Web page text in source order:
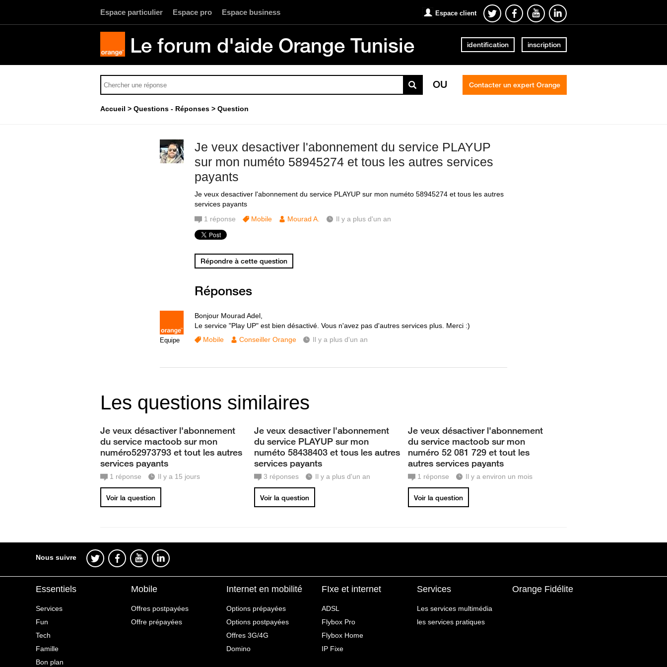
Espace particulier Espace pro Espace business Espace client
Le forum d'aide Orange Tunisie identification inscription
OU Contacter un expert Orange
Accueil Questions - Réponses Question
Je veux desactiver l'abonnement du service PLAYUP
sur mon numéto 58945274 et tous les autres services
payants
Je veux desactiver l'abonnement du service PLAYUP sur mon numéto 58945274 et tous les autres
services payants
1 réponse Mobile Mourad A. Il y a plus d'un an
Répondre à cette question
Réponses
Equipe
Bonjour Mourad Adel,
Le service "Play UP" est bien désactivé. Vous n'avez pas d'autres services plus. Merci :)
Mobile
Conseiller Orange Il y a plus d'un an
Les questions similaires
Je veux désactiver l'abonnement
du service mactoob sur mon
numéro52973793 et tout les autres
services payants
1 réponse Il y a 15 jours
Voir la question
Je veux desactiver l'abonnement
du service PLAYUP sur mon
numéto 58438403 et tous les autres
services payants
3 réponses Il y a plus d'un an
Voir la question
Je veux désactiver l'abonnement
du service mactoob sur mon
numéro 52 081 729 et tout les
autres services payants
1 réponse Il y a environ un mois
Voir la question
Nous suivre
Essentiels
Services
Fun
Tech
Famille
Bon plan
Mobile
Offres postpayées
Offre prépayées
Internet en mobilité
Options prépayées
Options postpayées
Offres 3G/4G
Domino
FIxe et internet
ADSL
Flybox Pro
Flybox Home
IP Fixe
Services
Les services multimédia
les services pratiques
Orange Fidélite